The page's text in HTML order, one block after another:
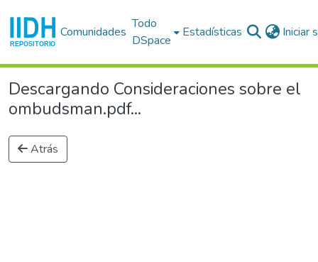
Comunidades
Todo
DSpace
Estadísticas Iniciar
Descargando Consideraciones sobre el
ombudsman.pdf...
Atrás